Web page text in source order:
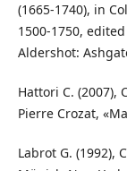
(1665-1740), in
1500-1750,
Aldershot:
Hattori C.
Pierre Crozat,
Labrot G. (1992),